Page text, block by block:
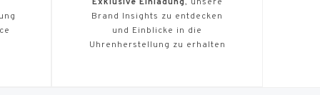
Exklusive Einladung , unsere
Brand Insights zu entdecken
und Einblicke in die
Uhrenherstellung zu erhalten